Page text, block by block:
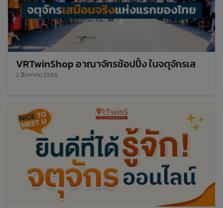
VRTwinShop อาณาจักรช้อปปิ้ง ในจตุจักรเสมือน
2 สิงหาคม 2565